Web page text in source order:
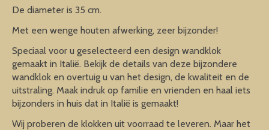
De diameter is 35 cm.
Met een wenge houten afwerking, zeer bijzonder!
Speciaal voor u geselecteerd een design wandklok
gemaakt in Italië. Bekijk de details van deze bijzondere
wandklok en overtuig u van het design, de kwaliteit en de
uitstraling. Maak indruk op familie en vrienden en haal iets
bijzonders in huis dat in Italië is gemaakt!
Wij proberen de klokken uit voorraad te leveren. Maar het